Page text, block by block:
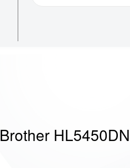
Brother HL5450DN